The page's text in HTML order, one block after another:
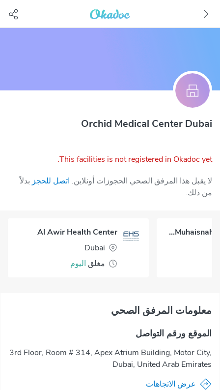
Orchid Medical Center Dubai
This facilities is not registered in Okadoc yet.
لا يقبل هذا المرفق الصحي الحجوزات أونلاين. اتصل للحجز بدلاً
من ذلك.
Al Awir Health Center
Dubai
مغلق اليوم
Al Muhaisnah Health Center
معلومات المرفق الصحي
الموقع ورقم التواصل
3rd Floor, Room # 314, Apex Atrium Building, Motor City,
Dubai, United Arab Emirates
عرض الاتجاهات